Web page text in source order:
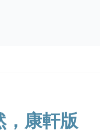
，康軒版